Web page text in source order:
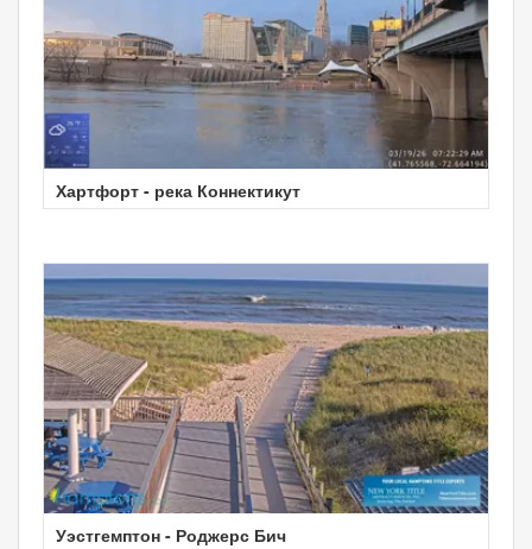
Хартфорт - река Коннектикут
Уэстгемптон - Роджерс Бич